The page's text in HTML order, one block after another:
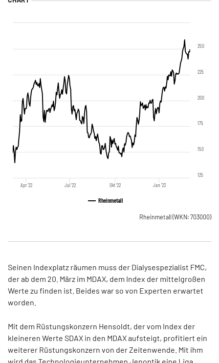
Rheinmetall
Jul '22 Jan '23
Apr '22 Okt '22
125
150
175
200
225
250
Rheinmetall (WKN: 703000)
Seinen Indexplatz räumen muss der Dialysespezialist FMC,
der ab dem 20. März im MDAX, dem Index der mittelgroßen
Werte zu finden ist. Beides war so von Experten erwartet
worden.
Mit dem Rüstungskonzern Hensoldt, der vom Index der
kleineren Werte SDAX in den MDAX aufsteigt, profitiert ein
weiterer Rüstungskonzern von der Zeitenwende. Mit ihm